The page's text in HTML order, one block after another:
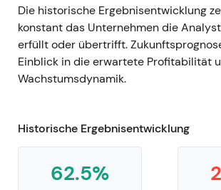
Die historische Ergebnisentwicklung
konstant das Unternehmen die
erfüllt oder übertrifft.
Einblick in die erwartete Profitabilität
Wachstumsdynamik.
Historische Ergebnisentwicklung
62.5%